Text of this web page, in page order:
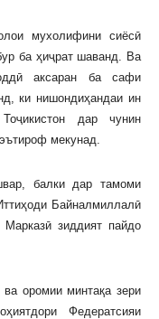
мухолифини сиёсӣ
ба ҳиҷрат шаванд. Ва
аксаран ба сафи
ки нишондиҳандаи ин
дар чунин
мекунад.
балки дар тамоми
Байналмиллалӣ
зиддият пайдо
оромии минтақа зери
Федератсияи